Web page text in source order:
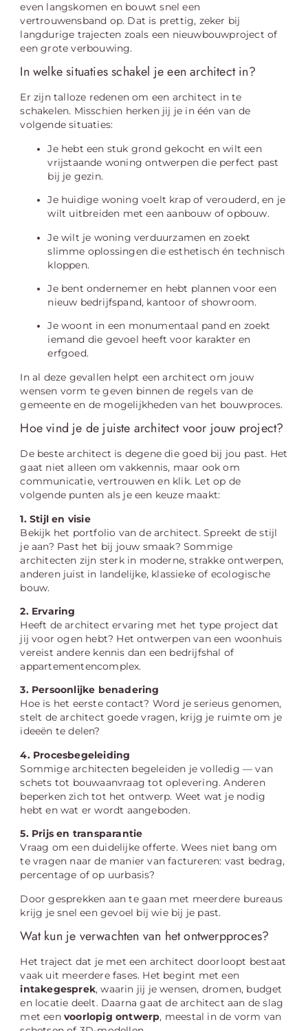
even langskomen en bouwt snel een
vertrouwensband op. Dat is prettig, zeker bij
langdurige trajecten zoals een nieuwbouwproject of
een grote verbouwing.
In welke situaties schakel je een architect in?
Er zijn talloze redenen om een architect in te
schakelen. Misschien herken jij je in één van de
volgende situaties:
Je hebt een stuk grond gekocht en wilt een
vrijstaande woning ontwerpen die perfect past
bij je gezin.
Je huidige woning voelt krap of verouderd, en je
wilt uitbreiden met een aanbouw of opbouw.
Je wilt je woning verduurzamen en zoekt
slimme oplossingen die esthetisch én technisch
kloppen.
Je bent ondernemer en hebt plannen voor een
nieuw bedrijfspand, kantoor of showroom.
Je woont in een monumentaal pand en zoekt
iemand die gevoel heeft voor karakter en
erfgoed.
In al deze gevallen helpt een architect om jouw
wensen vorm te geven binnen de regels van de
gemeente en de mogelijkheden van het bouwproces.
Hoe vind je de juiste architect voor jouw project?
De beste architect is degene die goed bij jou past. Het
gaat niet alleen om vakkennis, maar ook om
communicatie, vertrouwen en klik. Let op de
volgende punten als je een keuze maakt:
1. Stijl en visie
Bekijk het portfolio van de architect. Spreekt de stijl
je aan? Past het bij jouw smaak? Sommige
architecten zijn sterk in moderne, strakke ontwerpen,
anderen juist in landelijke, klassieke of ecologische
bouw.
2. Ervaring
Heeft de architect ervaring met het type project dat
jij voor ogen hebt? Het ontwerpen van een woonhuis
vereist andere kennis dan een bedrijfshal of
appartementencomplex.
3. Persoonlijke benadering
Hoe is het eerste contact? Word je serieus genomen,
stelt de architect goede vragen, krijg je ruimte om je
ideeën te delen?
4. Procesbegeleiding
Sommige architecten begeleiden je volledig — van
schets tot bouwaanvraag tot oplevering. Anderen
beperken zich tot het ontwerp. Weet wat je nodig
hebt en wat er wordt aangeboden.
5. Prijs en transparantie
Vraag om een duidelijke offerte. Wees niet bang om
te vragen naar de manier van factureren: vast bedrag,
percentage of op uurbasis?
Door gesprekken aan te gaan met meerdere bureaus
krijg je snel een gevoel bij wie bij je past.
Wat kun je verwachten van het ontwerpproces?
Het traject dat je met een architect doorloopt bestaat
vaak uit meerdere fases. Het begint met een
intakegesprek, waarin jij je wensen, dromen, budget
en locatie deelt. Daarna gaat de architect aan de slag
met eenvoorlopig ontwerp, meestal in de vorm van